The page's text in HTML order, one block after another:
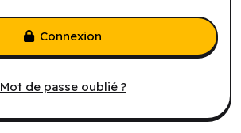
Mot de passe oublié ?
Connexion